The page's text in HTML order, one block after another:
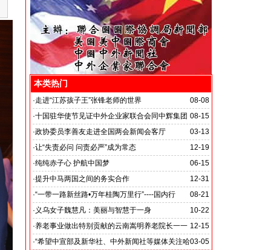
本类热门
08-08
·走进“江苏孩子王”张锋老师的世界
08-15
·十国驻华使节见证中外企业家联合会同中辉集团
签署战略合作备忘录
03-13
·政协委员李善友走进全国两会新闻会客厅
12-19
·让“失责必问 问责必严”成为常态
06-15
·纯纯赤子心 护航中国梦
12-31
·提升中马两国之间的务实合作
马达加斯加总统埃里会见中国艺术银行董事长、中外新
闻社社务会主席徐志强先生并达成多项合作协议
08-21
·“一带一路新丝路•万年桂陶万里行”----国内行
10-22
· 义乌女子魏慧凡：美丽与智慧于一身
12-15
·养老事业做出特别贡献的云南嵩明养老院长一一
李丽琼
03-05
·“希望中宣部及新华社、中外新闻社等媒体关注哈